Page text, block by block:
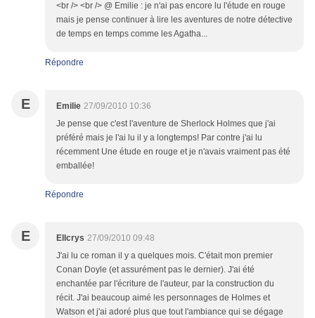
<br /> <br /> @ Emilie : je n'ai pas encore lu l'étude en rouge
mais je pense continuer à lire les aventures de notre détective
de temps en temps comme les Agatha...
Répondre
E Emilie 27/09/2010 10:36
Je pense que c'est l'aventure de Sherlock Holmes que j'ai
préféré mais je l'ai lu il y a longtemps! Par contre j'ai lu
récemment Une étude en rouge et je n'avais vraiment pas été
emballée!
Répondre
E Ellcrys 27/09/2010 09:48
J'ai lu ce roman il y a quelques mois. C'était mon premier
Conan Doyle (et assurément pas le dernier). J'ai été
enchantée par l'écriture de l'auteur, par la construction du
récit. J'ai beaucoup aimé les personnages de Holmes et
Watson et j'ai adoré plus que tout l'ambiance qui se dégage